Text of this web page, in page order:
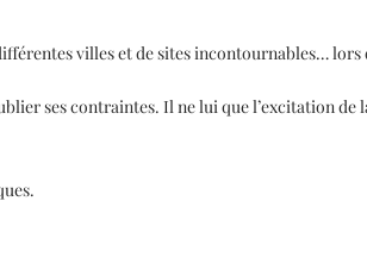
villes et de sites incontournables… lors
ses contraintes. Il ne lui que l’excitation